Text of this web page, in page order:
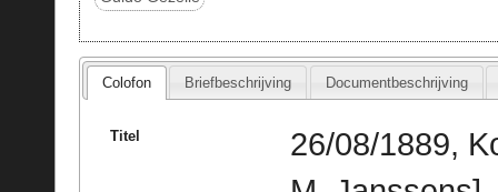
Colofon Briefbeschrijving Documentbeschrijving
Titel
26/08/1889,